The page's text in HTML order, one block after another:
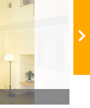
ター
チ窓 FIXタイプ・開き
イプ